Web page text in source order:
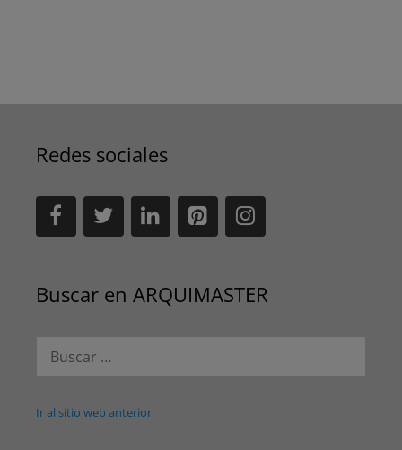
Redes sociales
Buscar en ARQUIMASTER
Ir al sitio web anterior